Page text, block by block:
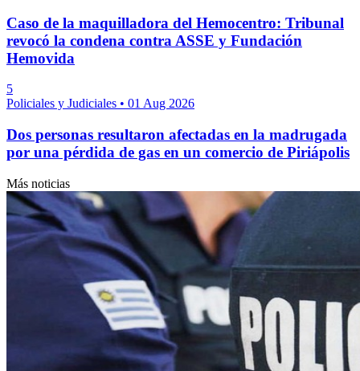
Caso de la maquilladora del Hemocentro: Tribunal
revocó la condena contra ASSE y Fundación
Hemovida
5
Policiales y Judiciales • 01 Aug 2026
Dos personas resultaron afectadas en la madrugada
por una pérdida de gas en un comercio de Piriápolis
Más noticias